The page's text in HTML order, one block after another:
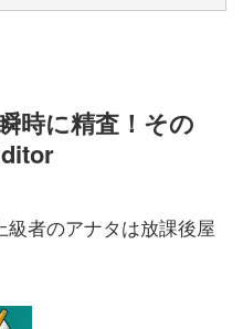
時に精査！その
者のアナタは放課後屋